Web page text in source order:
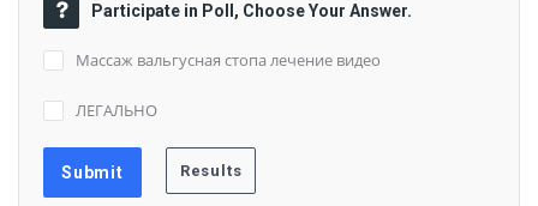
Participate in Poll, Choose Your Answer.
Массаж вальгусная стопа лечение видео
ЛЕГАЛЬНО